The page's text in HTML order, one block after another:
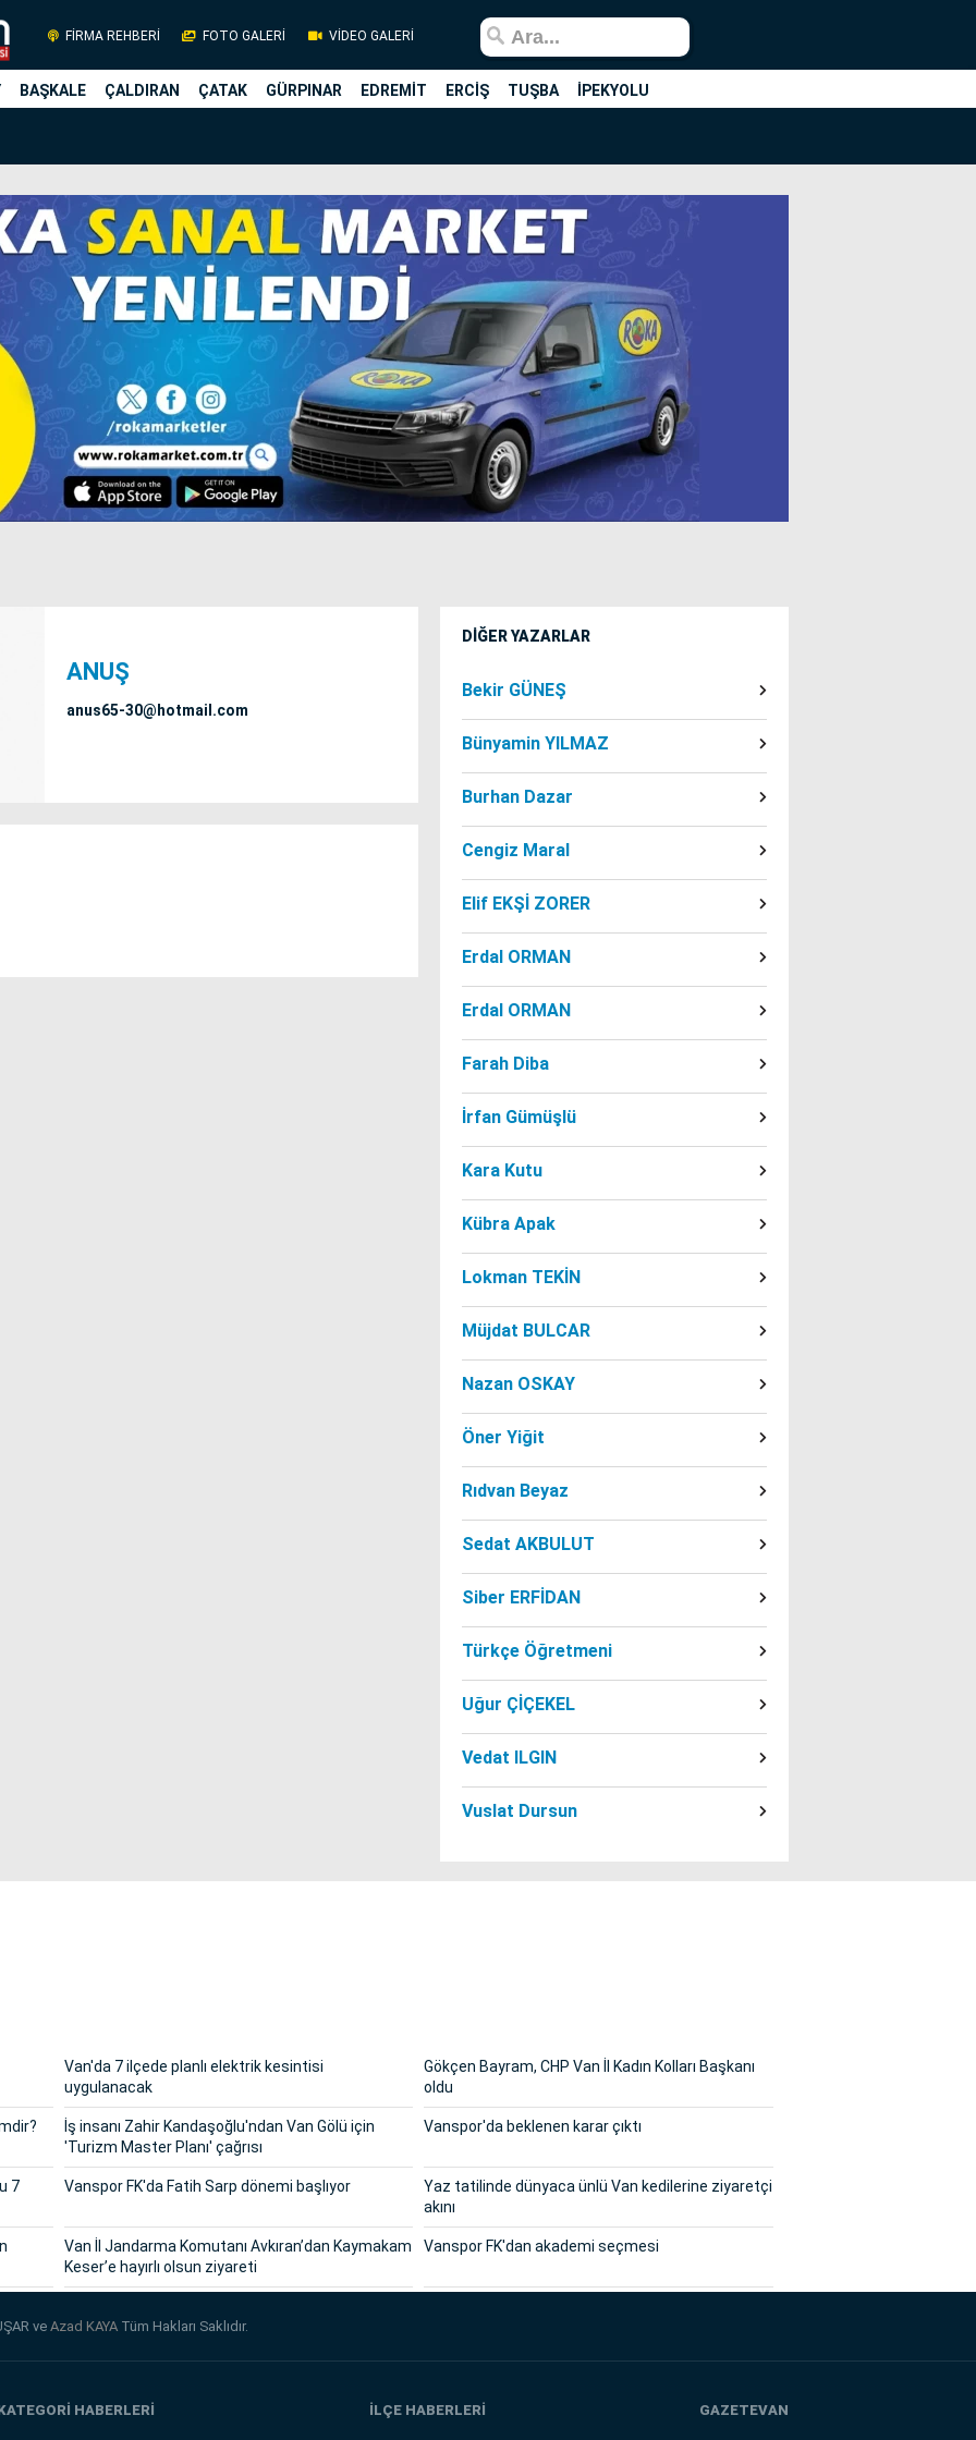
FİRMA REHBERİ FOTO GALERİ VİDEO GALERİ
BAŞKALE ÇALDIRAN ÇATAK GÜRPINAR EDREMİT ERCİŞ TUŞBA İPEKYOLU
ANUŞ
anus65-30@hotmail.com
DİĞER YAZARLAR
Bekir GÜNEŞ
Bünyamin YILMAZ
Burhan Dazar
Cengiz Maral
Elif EKŞİ ZORER
Erdal ORMAN
Erdal ORMAN
Farah Diba
İrfan Gümüşlü
Kara Kutu
Kübra Apak
Lokman TEKİN
Müjdat BULCAR
Nazan OSKAY
Öner Yiğit
Rıdvan Beyaz
Sedat AKBULUT
Siber ERFİDAN
Türkçe Öğretmeni
Uğur ÇİÇEKEL
Vedat ILGIN
Vuslat Dursun
Van'da 7 ilçede planlı elektrik kesintisi
uygulanacak
Gökçen Bayram, CHP Van İl Kadın Kolları Başkanı
oldu
İş insanı Zahir Kandaşoğlu'ndan Van Gölü için
'Turizm Master Planı' çağrısı
Vanspor'da beklenen karar çıktı
7
Vanspor FK'da Fatih Sarp dönemi başlıyor
Yaz tatilinde dünyaca ünlü Van kedilerine ziyaretçi
akını
Van İl Jandarma Komutanı Avkıran’dan Kaymakam
Keser’e hayırlı olsun ziyareti
Vanspor FK'dan akademi seçmesi
veAzad KAYA Tüm Hakları Saklıdır.
HABERLERİ İLÇE HABERLERİ GAZETEVAN